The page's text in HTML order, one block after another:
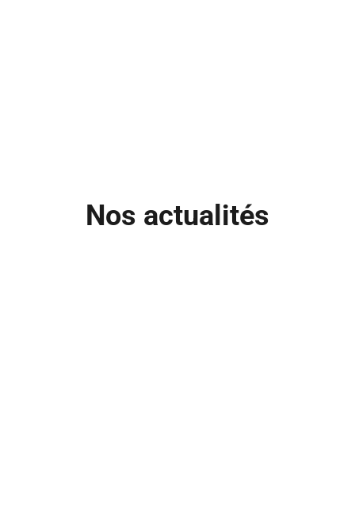
Nos actualités